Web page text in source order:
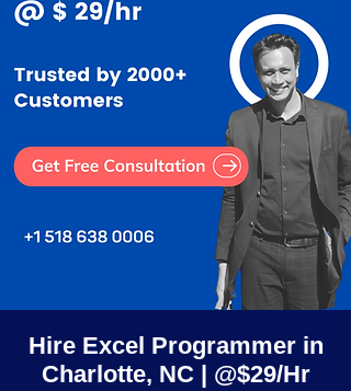
Hire Excel Programmer in
Charlotte, NC | @$29/Hr